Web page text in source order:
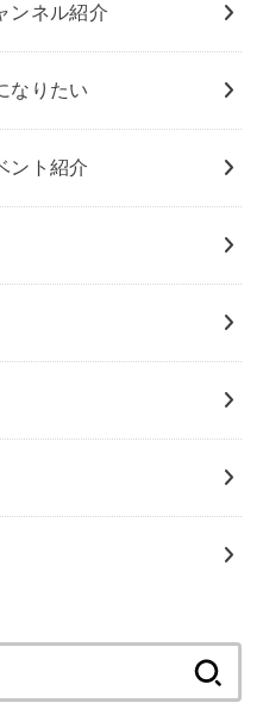
ンネル紹介
なりたい
ント紹介
: